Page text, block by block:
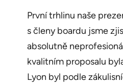
První trhlinu naše
s členy boardu jsme
absolutně
kvalitním proposalu
Lyon byl podle